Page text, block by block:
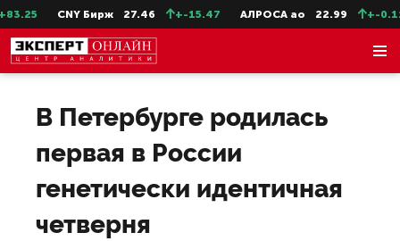
CNY Бирж 27.46 +-15.47 АЛРОСА ао 22.99 +-0.11
В Петербурге родилась
первая в России
генетически идентичная
четверня